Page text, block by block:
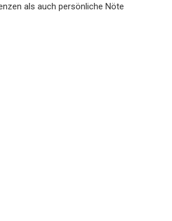
als auch persönliche Nöte